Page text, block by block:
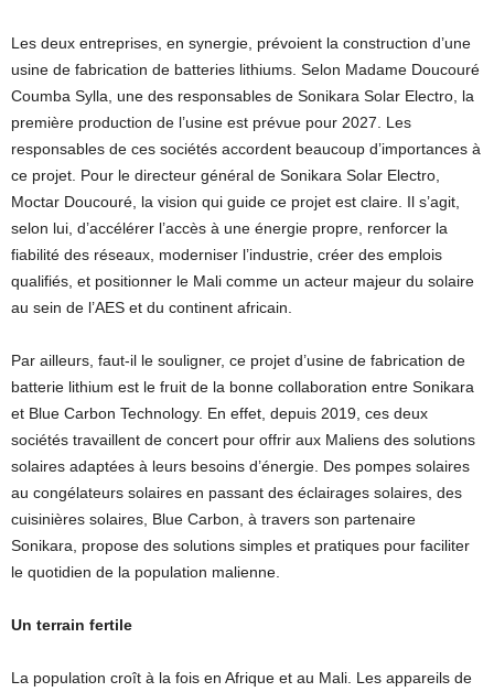
Les deux entreprises, en synergie, prévoient la construction d’une
usine de fabrication de batteries lithiums. Selon Madame Doucouré
Coumba Sylla, une des responsables de Sonikara Solar Electro, la
première production de l’usine est prévue pour 2027. Les
responsables de ces sociétés accordent beaucoup d’importances à
ce projet. Pour le directeur général de Sonikara Solar Electro,
Moctar Doucouré, la vision qui guide ce projet est claire. Il s’agit,
selon lui, d’accélérer l’accès à une énergie propre, renforcer la
fiabilité des réseaux, moderniser l’industrie, créer des emplois
qualifiés, et positionner le Mali comme un acteur majeur du solaire
au sein de l’AES et du continent africain.
Par ailleurs, faut-il le souligner, ce projet d’usine de fabrication de
batterie lithium est le fruit de la bonne collaboration entre Sonikara
et Blue Carbon Technology. En effet, depuis 2019, ces deux
sociétés travaillent de concert pour offrir aux Maliens des solutions
solaires adaptées à leurs besoins d’énergie. Des pompes solaires
au congélateurs solaires en passant des éclairages solaires, des
cuisinières solaires, Blue Carbon, à travers son partenaire
Sonikara, propose des solutions simples et pratiques pour faciliter
le quotidien de la population malienne.
Un terrain fertile
La population croît à la fois en Afrique et au Mali. Les appareils de